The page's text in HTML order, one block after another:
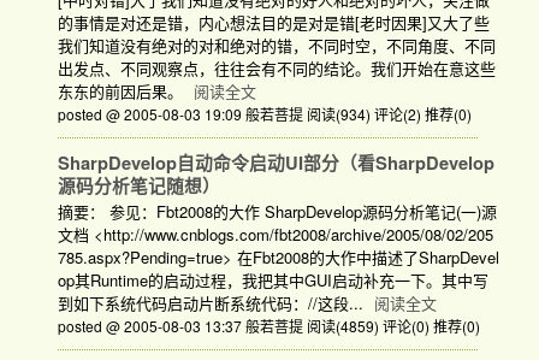
的事情是对还是错，内心想法目的是对是错[老时因果]又大了些
我们知道没有绝对的对和绝对的错，不同时空，不同角度、不同
出发点、不同观察点，往往会有不同的结论。我们开始在意这些
东东的前因后果。
阅读全文
posted @ 2005-08-03 19:09 般若菩提 阅读(934) 评论(2) 推荐(0)
SharpDevelop自动命令启动UI部分（看SharpDevelop
源码分析笔记随想）
摘要： 参见：Fbt2008的大作 SharpDevelop源码分析笔记(一)源
文档 <http://www.cnblogs.com/fbt2008/archive/2005/08/02/205
785.aspx?Pending=true> 在Fbt2008的大作中描述了SharpDevel
op其Runtime的启动过程，我把其中GUI启动补充一下。其中写
到如下系统代码启动片断系统代码：//这段... 阅读全文
posted @ 2005-08-03 13:37 般若菩提 阅读(4859) 评论(0) 推荐(0)